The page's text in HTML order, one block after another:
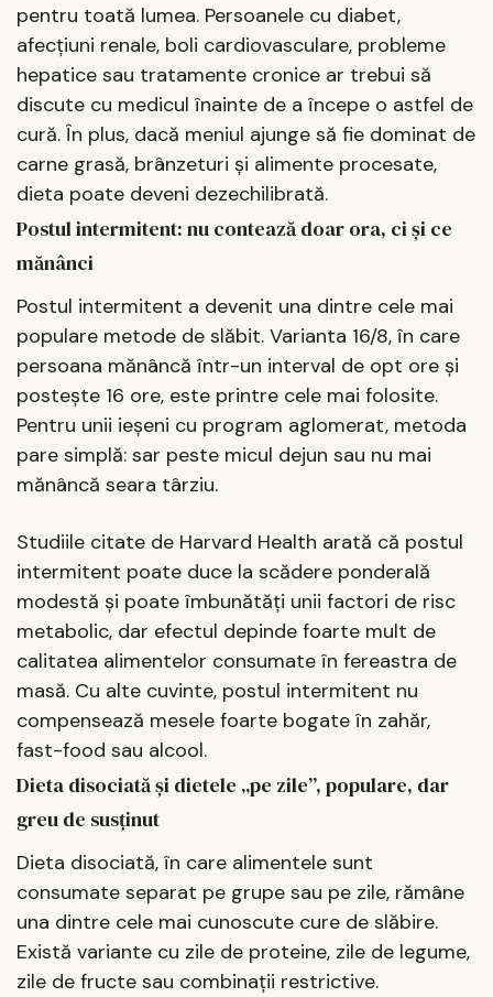
pentru toată lumea. Persoanele cu diabet,
afecțiuni renale, boli cardiovasculare, probleme
hepatice sau tratamente cronice ar trebui să
discute cu medicul înainte de a începe o astfel de
cură. În plus, dacă meniul ajunge să fie dominat de
carne grasă, brânzeturi și alimente procesate,
dieta poate deveni dezechilibrată.
Postul intermitent: nu contează doar ora, ci și ce
mănânci
Postul intermitent a devenit una dintre cele mai
populare metode de slăbit. Varianta 16/8, în care
persoana mănâncă într-un interval de opt ore și
postește 16 ore, este printre cele mai folosite.
Pentru unii ieșeni cu program aglomerat, metoda
pare simplă: sar peste micul dejun sau nu mai
mănâncă seara târziu.
Studiile citate de Harvard Health arată că postul
intermitent poate duce la scădere ponderală
modestă și poate îmbunătăți unii factori de risc
metabolic, dar efectul depinde foarte mult de
calitatea alimentelor consumate în fereastra de
masă. Cu alte cuvinte, postul intermitent nu
compensează mesele foarte bogate în zahăr,
fast-food sau alcool.
Dieta disociată și dietele „pe zile”, populare, dar
greu de susținut
Dieta disociată, în care alimentele sunt
consumate separat pe grupe sau pe zile, rămâne
una dintre cele mai cunoscute cure de slăbire.
Există variante cu zile de proteine, zile de legume,
zile de fructe sau combinații restrictive.